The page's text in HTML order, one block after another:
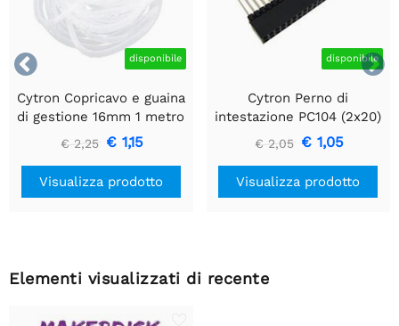

 disponibile
Cytron Copricavo e guaina
di gestione 16mm 1 metro
€ 2,25 € 1,15
Visualizza prodotto
disponibile
Cytron Perno di
intestazione PC104 (2x20)
€ 2,05 € 1,05
Visualizza prodotto
Elementi visualizzati di recente